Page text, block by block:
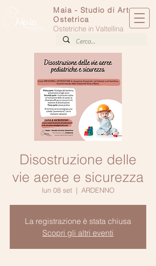
Maia - Studio di Arte
Ostetrica
Ostetriche in Valtellina
Disostruzione delle
vie aeree e sicurezza
lun 08 set
  |
ARDENNO
La registrazione è stata chiusa
Scopri gli altri eventi